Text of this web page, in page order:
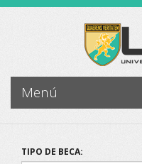
Menú
TIPO DE BECA: